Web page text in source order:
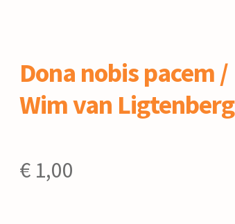
Dona nobis pacem /
Wim van Ligtenberg
€1,00